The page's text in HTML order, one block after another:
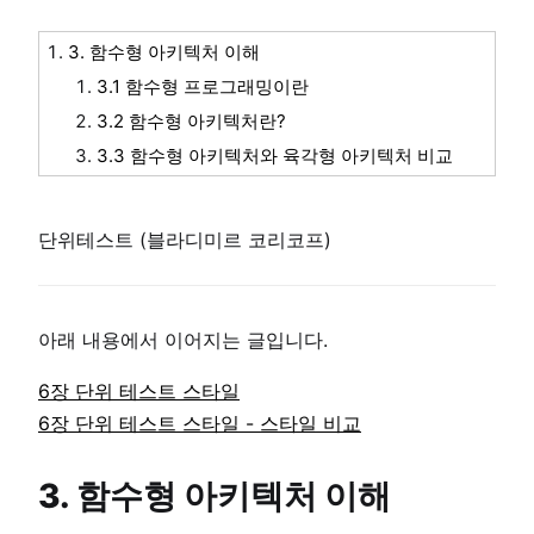
3. 함수형 아키텍처 이해
3.1 함수형 프로그래밍이란
3.2 함수형 아키텍처란?
3.3 함수형 아키텍처와 육각형 아키텍처 비교
단위테스트 (블라디미르 코리코프)
아래 내용에서 이어지는 글입니다.
6장 단위 테스트 스타일
6장 단위 테스트 스타일 - 스타일 비교
3. 함수형 아키텍처 이해